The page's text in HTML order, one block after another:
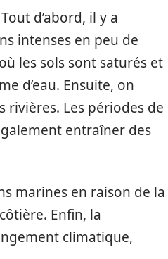
d’abord, il y a
intenses en peu de
les sols sont saturés et
d’eau. Ensuite, on
rivières. Les périodes de
entraîner des
marines en raison de la
Enfin, la
climatique,